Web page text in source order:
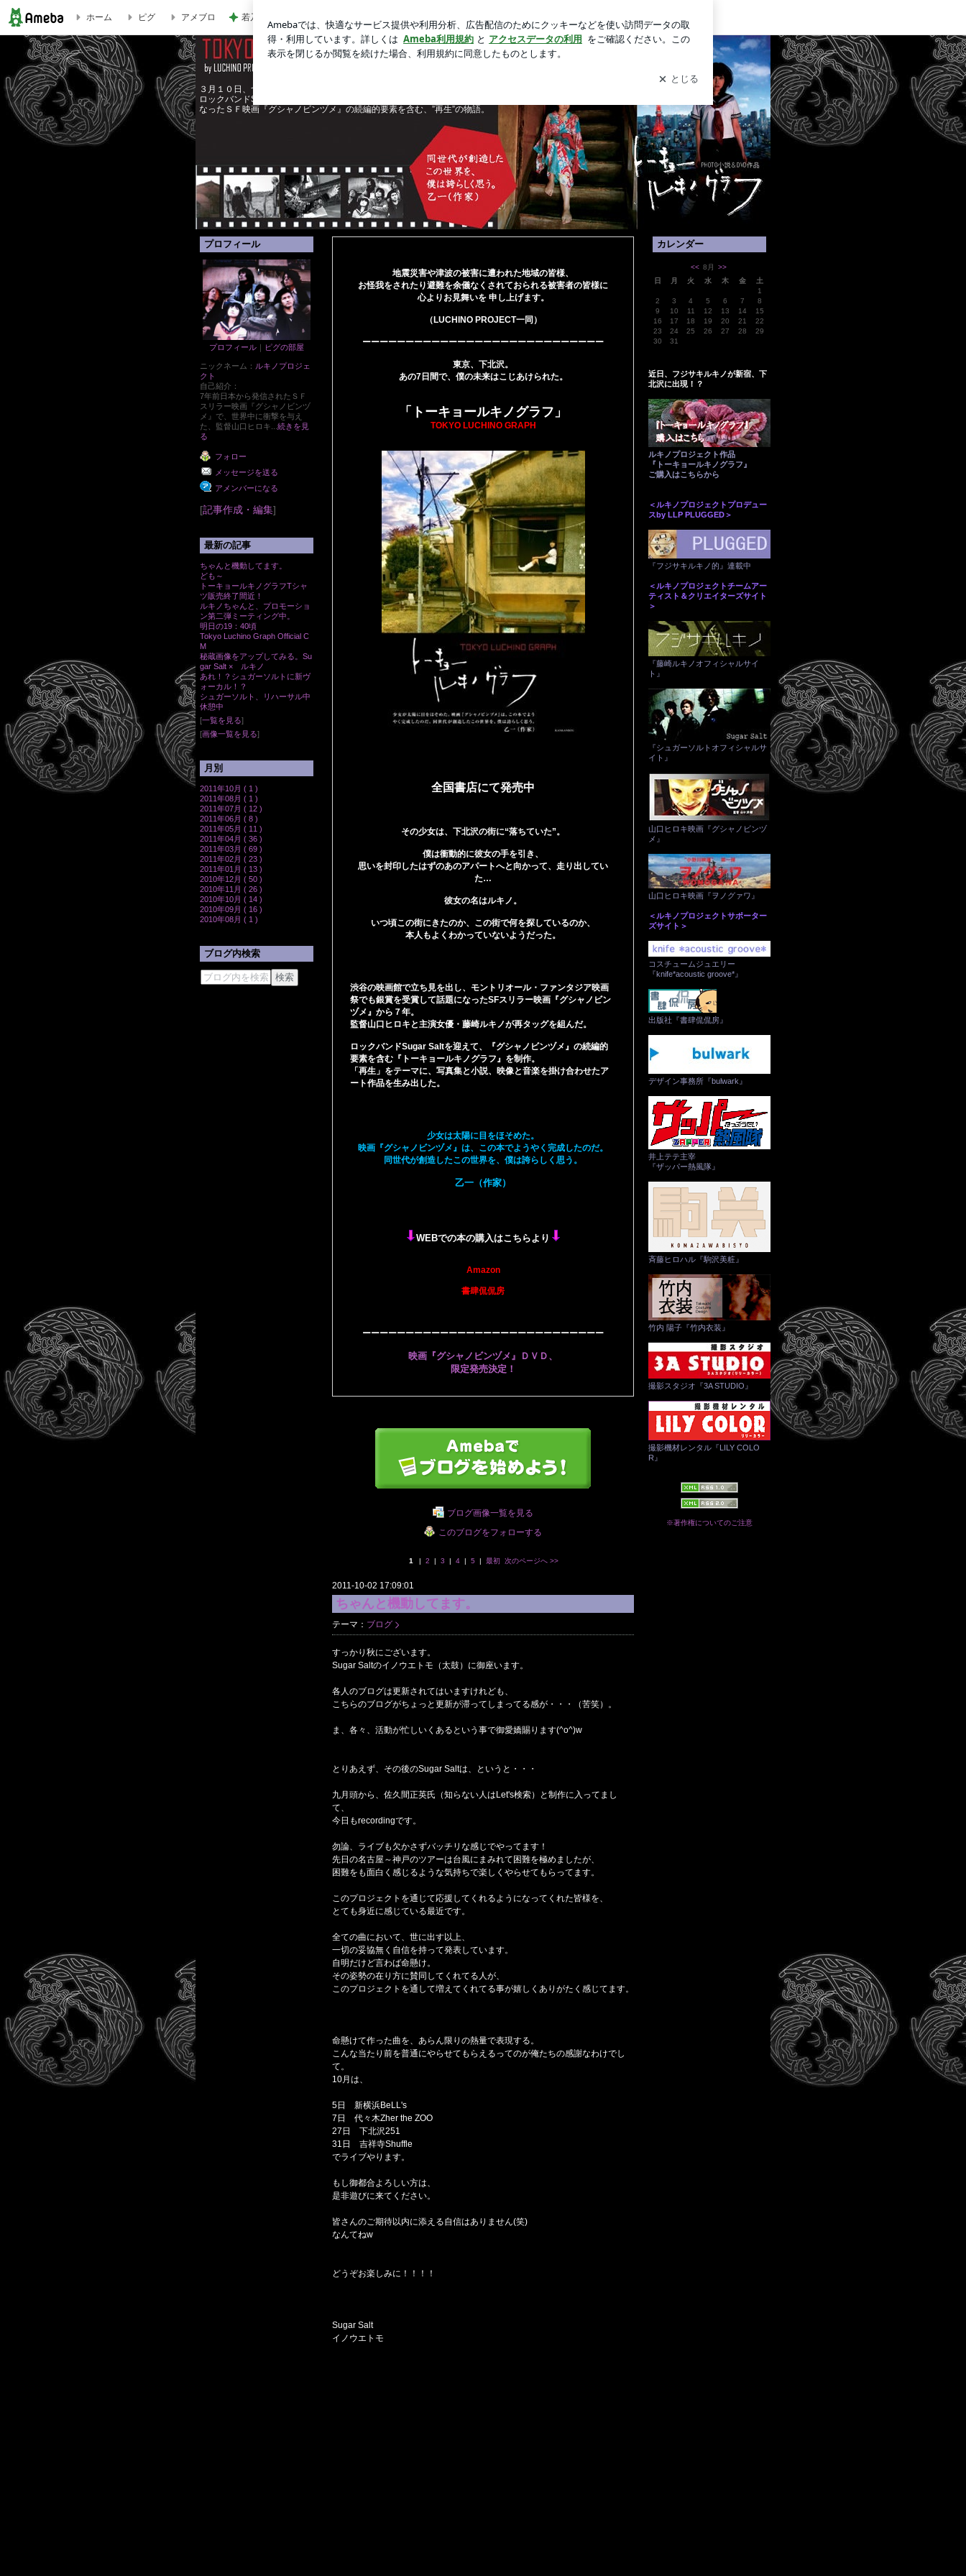
LUCHINOPROJECT
ホーム ピグ アメブロ 若乃花 朝からマックのパンケーキ
３月１０日、ついに全国発売！個性派女優藤崎ルキノ、映画監督山口ヒロキ、
ロックバンドSugar Saltが生み出すPHOTO小説＆DVD作品。７年前に話題と
なったＳＦ映画『グシャノビンヅメ』の続編的要素を含む、”再生”の物語。
プロフィール
プロフィール ｜ ピグの部屋
ニックネーム： ルキノプロジェ
クト
自己紹介：
7年前日本から発信されたＳＦ
スリラー映画『グシャノビンヅ
メ』で、世界中に衝撃を与え
た、監督山口ヒロキ... 続きを見
る
フォロー
メッセージを送る
アメンバーになる
[記事作成・編集]
最新の記事
ちゃんと機動してます。
ども～
トーキョールキノグラフTシャ
ツ販売終了間近！
ルキノちゃんと、プロモーショ
ン第二弾ミーティング中。
明日の19：40頃
Tokyo Luchino Graph Official C
M
秘蔵画像をアップしてみる。Su
gar Salt × ルキノ
あれ！？シュガーソルトに新ヴ
ォーカル！？
シュガーソルト、リハーサル中
休憩中
[一覧を見る]
[画像一覧を見る]
月別
2011年10月 ( 1 )
2011年08月 ( 1 )
2011年07月 ( 12 )
2011年06月 ( 8 )
2011年05月 ( 11 )
2011年04月 ( 36 )
2011年03月 ( 69 )
2011年02月 ( 23 )
2011年01月 ( 13 )
2010年12月 ( 50 )
2010年11月 ( 26 )
2010年10月 ( 14 )
2010年09月 ( 16 )
2010年08月 ( 1 )
ブログ内検索
地震災害や津波の被害に遭われた地域の皆様、
お怪我をされたり避難を余儀なくされておられる被害者の皆様に
心よりお見舞いを 申し上げます。
（LUCHINO PROJECT一同）
ーーーーーーーーーーーーーーーーーーーーーーーーーーーー
東京、下北沢。
あの7日間で、僕の未来はこじあけられた。
「トーキョールキノグラフ」
TOKYO LUCHINO GRAPH
全国書店にて発売中
その少女は、下北沢の街に“落ちていた”。
僕は衝動的に彼女の手を引き、
思いを封印したはずのあのアパートへと向かって、走り出してい
た…
彼女の名はルキノ。
いつ頃この街にきたのか、この街で何を探しているのか、
本人もよくわかっていないようだった。
渋谷の映画館で立ち見を出し、モントリオール・ファンタジア映画
祭でも銀賞を受賞して話題になったSFスリラー映画『グシャノビン
ヅメ』から７年。
監督山口ヒロキと主演女優・藤崎ルキノが再タッグを組んだ。
ロックバンドSugar Saltを迎えて、『グシャノビンヅメ』の続編的
要素を含む『トーキョールキノグラフ』を制作。
「再生」をテーマに、写真集と小説、映像と音楽を掛け合わせたア
ート作品を生み出した。
少女は太陽に目をほそめた。
映画『グシャノビンヅメ』は、この本でようやく完成したのだ。
同世代が創造したこの世界を、僕は誇らしく思う。
乙一（作家）
WEBでの本の購入はこちらより
Amazon
書肆侃侃房
ーーーーーーーーーーーーーーーーーーーーーーーーーーーー
映画『グシャノビンヅメ』ＤＶＤ、
限定発売決定！
ブログ画像一覧を見る
このブログをフォローする
1 | 2 | 3 | 4 | 5 | 最初 次のページへ >>
2011-10-02 17:09:01
ちゃんと機動してます。
テーマ： ブログ
すっかり秋にございます。
Sugar Saltのイノウエトモ（太鼓）に御座います。
各人のブログは更新されてはいますけれども、
こちらのブログがちょっと更新が滞ってしまってる感が・・・（苦笑）。
ま、各々、活動が忙しいくあるという事で御愛嬌賜ります(^o^)w
とりあえず、その後のSugar Saltは、というと・・・
九月頭から、佐久間正英氏（知らない人はLet's検索）と制作に入ってまし
て、
今日もrecordingです。
勿論、ライブも欠かさずバッチリな感じでやってます！
先日の名古屋～神戸のツアーは台風にまみれて困難を極めましたが、
困難をも面白く感じるような気持ちで楽しくやらせてもらってます。
このプロジェクトを通じて応援してくれるようになってくれた皆様を、
とても身近に感じている最近です。
全ての曲において、世に出す以上、
一切の妥協無く自信を持って発表しています。
自明だけど言わば命懸け。
その姿勢の在り方に賛同してくれてる人が、
このプロジェクトを通して増えてくれてる事が嬉しくありがたく感じてます。
命懸けて作った曲を、あらん限りの熱量で表現する。
こんな当たり前を普通にやらせてもらえるってのが俺たちの感謝なわけでし
て。
10月は、
5日 新横浜BeLL's
7日 代々木Zher the ZOO
27日 下北沢251
31日 吉祥寺Shuffle
でライブやります。
もし御都合よろしい方は、
是非遊びに来てください。
皆さんのご期待以内に添える自信はありません(笑)
なんてねw
どうぞお楽しみに！！！！
Sugar Salt
イノウエトモ
カレンダー
<< 8月
>>
日
月 火 水 木 金
土
1
2
3 4 5 6 7
8
9
10 11 12 13 14
15
16
17 18 19 20 21
22
23
24 25 26 27 28
29
30
31
近日、フジサキルキノが新宿、下
北沢に出現！？
ルキノプロジェクト作品
『トーキョールキノグラフ』
ご購入はこちらから
＜ルキノプロジェクトプロデュー
スby LLP PLUGGED＞
『フジサキルキノ的』連載中
＜ルキノプロジェクトチームアー
ティスト＆クリエイターズサイト
＞
『藤崎ルキノオフィシャルサイ
ト』
『シュガーソルトオフィシャルサ
イト』
山口ヒロキ映画『グシャノビンヅ
メ』
山口ヒロキ映画『ヲノグァワ』
＜ルキノプロジェクトサポーター
ズサイト＞
コスチュームジュエリー
『knife*acoustic groove*』
出版社『書肆侃侃房』
デザイン事務所『bulwark』
井上テテ主宰
『ザッパー熱風隊』
斉藤ヒロハル『駒沢美粧』
竹内 陽子『竹内衣装』
撮影スタジオ『3A STUDIO』
撮影機材レンタル『LILY COLO
R』
※著作権についてのご注意